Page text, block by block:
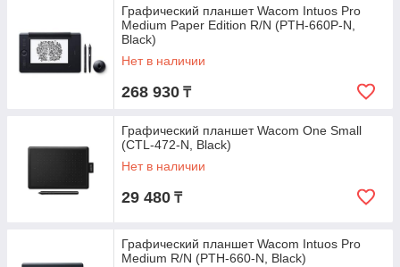
Графический планшет Wacom Intuos Pro
Medium Paper Edition R/N (PTH-660P-N,
Black)
Нет в наличии
268 930 ₸
Графический планшет Wacom One Small
(CTL-472-N, Black)
Нет в наличии
29 480 ₸
Графический планшет Wacom Intuos Pro
Medium R/N (PTH-660-N, Black)